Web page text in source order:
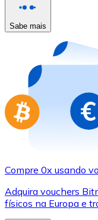
Comprar com
Loja - Cartões-
Compre
Ir para a loja de
Sabe mais
Compre 0x usando
Adquira vouchers
físicos na Europa e